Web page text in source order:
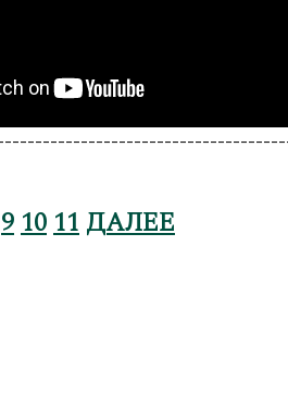
91011ДАЛЕЕ